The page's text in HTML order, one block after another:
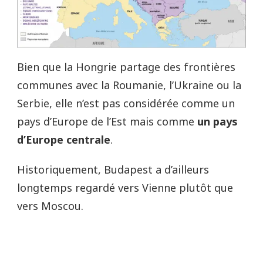
Bien que la Hongrie partage des frontières
communes avec la Roumanie, l’Ukraine ou la
Serbie, elle n’est pas considérée comme un
pays d’Europe de l’Est mais comme un pays
d’Europe centrale.
Historiquement, Budapest a d’ailleurs
longtemps regardé vers Vienne plutôt que
vers Moscou.